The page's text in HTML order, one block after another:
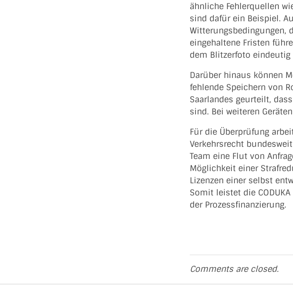
ähnliche Fehlerquellen
sind dafür ein Beispiel.
Witterungsbedingungen,
eingehaltene Fristen
dem Blitzerfoto eindeutig
Darüber hinaus können
fehlende Speichern von
Saarlandes geurteilt,
sind. Bei weiteren
Für die Überprüfung
Verkehrsrecht
Team eine Flut von
Möglichkeit einer
Lizenzen einer selbst
Somit leistet die
der Prozessfinanzierung.
Comments are closed.